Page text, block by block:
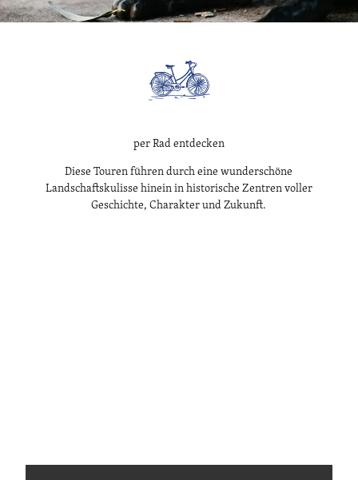
per Rad entdecken
Diese Touren führen durch eine wunderschöne
Landschaftskulisse hinein in historische Zentren voller
Geschichte, Charakter und Zukunft.